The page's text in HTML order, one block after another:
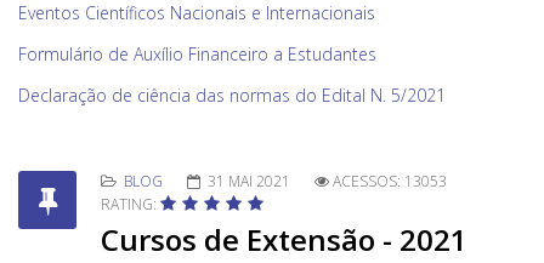
Eventos Científicos Nacionais e Internacionais
Formulário de Auxílio Financeiro a Estudantes
Declaração de ciência das normas do Edital N. 5/2021
BLOG 31 MAI 2021
ACESSOS: 13053
RATING:
Cursos de Extensão - 2021